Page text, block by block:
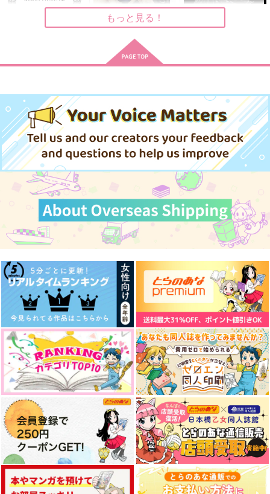
龍宮寺堅×三ツ谷隆
サンプル
龍宮寺堅×佐野万次郎
サンプル
作品詳細
龍宮寺堅×花垣武道
サンプル
Silver Tree
夜明け前
944円（税込）
サンプル
作品詳細
Christmas Assortme
nt
Blue Craft
1,257円
龍宮寺堅×花垣武道
サンプル
作品詳細
雨の記憶ととなりの体
温
ましまろまん
1,100
龍宮寺堅×花垣武道
サンプル
作品詳細
君のとなり
一息
ワームホール
雪國
カルペ・ディエム
DACOS
晦日に月
専売 787円 （税込）
東京卍リベンジャーズ
龍宮寺堅×花垣武道
サンプル
カート
夜明け前
専売 944円（税込）
龍宮寺堅×花垣武道
紐なしバンジィ。
専売 2,357円 （税込）
東京卍リベンジャーズ
佐野万次郎×花垣武道
サンプル
Christmas Assortme
nt
Blue Craft
専売 1,257円（税込）
東京卍リベンジャーズ
龍宮寺堅×花垣武道
サンプル
カート
テメェら惚気てんじゃ
ねえよッ！
お米食べたい。
専売 550円（税込）
東京卍リベンジャーズ
龍宮寺堅×花垣武道
サンプル
カート
もっと見る！